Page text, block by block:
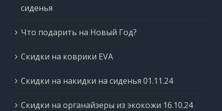
сиденья
Что подарить на Новый Год?
Скидки на коврики EVA
Скидки на накидки на сиденья 01.11.24
Скидки на органайзеры из экокожи 16.10.24